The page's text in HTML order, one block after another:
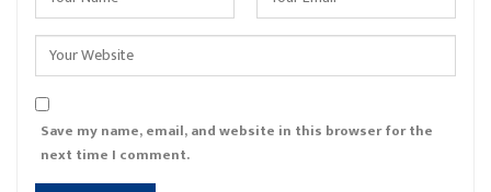
Save my name, email, and website in this browser for the
next time I comment.